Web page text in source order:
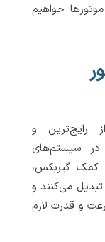
خواهیم
رایج‌ترین و
در سیستم‌های
کمک گیربکس،
می‌کنند و
و قدرت لازم